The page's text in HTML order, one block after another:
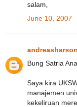
salam,
June 10, 2007
Bung Satria
Saya kira
manajemen
kekeliruan